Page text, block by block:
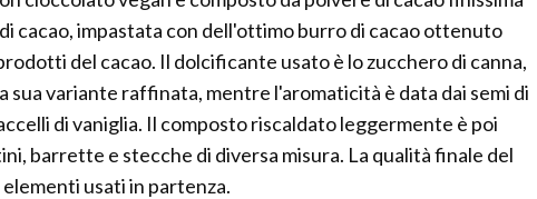
cacao, impastata con dell'ottimo burro di cacao ottenuto
del cacao. Il dolcificante usato è lo zucchero di canna,
sua variante raffinata, mentre l'aromaticità è data dai semi di
di vaniglia. Il composto riscaldato leggermente è poi
barrette e stecche di diversa misura. La qualità finale del
usati in partenza.